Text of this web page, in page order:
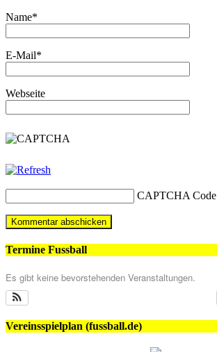
Name*
E-Mail*
Webseite
CAPTCHA Code
Termine Fussball
Es gibt keine bevorstehenden Veranstaltungen.
Vereinsspielplan (fussball.de)